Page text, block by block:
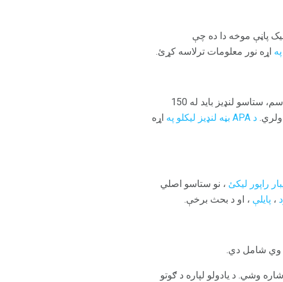
پاڼې موخه دا ده چې
اړه نور معلومات ترلاسه کړئ.
لنډیز د خپل کاغذ لنډ لنډیز دی چې په سملاسي ډول ستاسو د سرلیک پاڼه تعقیبوي. د APA بڼه سره سم، ستاسو لنډیز باید له 150
د APA بڼه لنډیز لیکلو په
اړه
راپور لیکئ ، نو ستاسو اصلي
، پایلې ، او د بحث برخې.
وي شامل دي.
وشي. د یادولو لپاره د ګوتو